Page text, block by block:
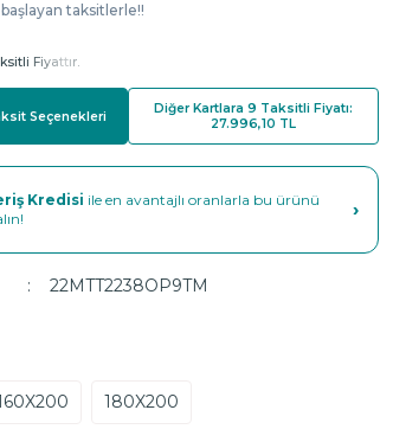
taksitlerle!!
Fiyattır.
Seçenekleri
Diğer Kartlara 9 Taksitli Fiyatı:
27.996,10 TL
Kredisi ile en avantajlı oranlarla bu ürünü
›
22MTT2238OP9TM
180X200